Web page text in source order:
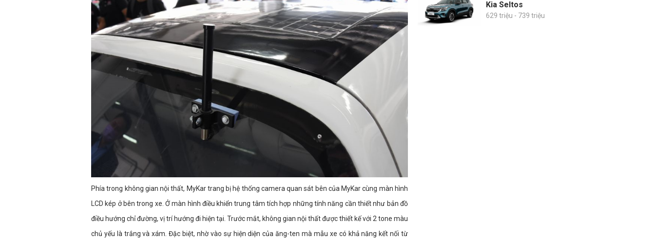
Phía trong không gian nội thất, MyKar trang bị hệ thống camera quan sát bên của MyKar cùng màn hình
LCD kép ở bên trong xe. Ở màn hình điều khiển trung tâm tích hợp những tính năng cần thiết như bản đồ
điều hướng chỉ đường, vị trí hướng đi hiện tại. Trước mắt, không gian nội thất được thiết kế với 2 tone màu
chủ yếu là trắng và xám. Đặc biệt, nhờ vào sự hiện diện của ăng-ten mà mẫu xe có khả năng kết nối từ
Kia Seltos
629 triệu - 739 triệu